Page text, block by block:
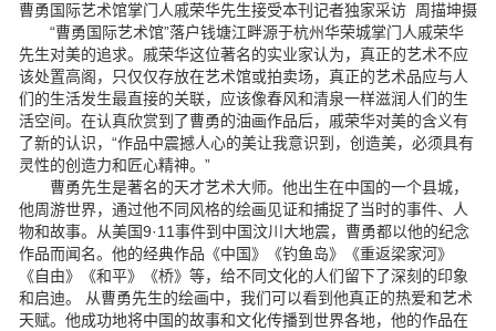
曹勇国际艺术馆掌门人戚荣华先生接受本刊记者独家采访 周描坤摄
“曹勇国际艺术馆”落户钱塘江畔源于杭州华荣城掌门人戚荣华
先生对美的追求。戚荣华这位著名的实业家认为，真正的艺术不应
该处置高阁，只仅仅存放在艺术馆或拍卖场，真正的艺术品应与人
们的生活发生最直接的关联，应该像春风和清泉一样滋润人们的生
活空间。在认真欣赏到了曹勇的油画作品后，戚荣华对美的含义有
了新的认识，“作品中震撼人心的美让我意识到，创造美，必须具有
灵性的创造力和匠心精神。”
曹勇先生是著名的天才艺术大师。他出生在中国的一个县城，
他周游世界，通过他不同风格的绘画见证和捕捉了当时的事件、人
物和故事。从美国9·11事件到中国汶川大地震，曹勇都以他的纪念
作品而闻名。他的经典作品《中国》《钓鱼岛》《重返梁家河》
《自由》《和平》《桥》等，给不同文化的人们留下了深刻的印象
和启迪。 从曹勇先生的绘画中，我们可以看到他真正的热爱和艺术
天赋。他成功地将中国的故事和文化传播到世界各地，他的作品在